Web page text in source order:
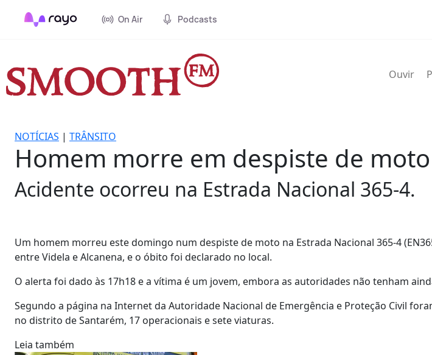
On Air Podcasts
Ouvir
NOTÍCIAS | TRÂNSITO
Homem morre em despiste de
Acidente ocorreu na Estrada Nacional 365-4.
Um homem morreu este domingo num despiste de moto na Estrada Nacional 365-4
entre Videla e Alcanena, e o óbito foi declarado no local.
O alerta foi dado às 17h18 e a vítima é um jovem, embora as autoridades não tenham
Segundo a página na Internet da Autoridade Nacional de Emergência e Proteção Civil
no distrito de Santarém, 17 operacionais e sete viaturas.
Leia também